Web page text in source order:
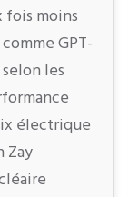
fois moins
GPT-
les
électrique
Zay